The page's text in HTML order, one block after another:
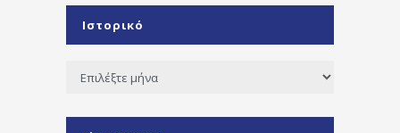
Ιστορικό
Ιστορικό